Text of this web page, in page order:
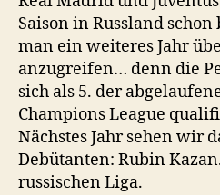
Saison in Russland
man ein weiteres Jahr
anzugreifen… denn die
sich als 5. der
Champions League
Nächstes Jahr sehen wir
Debütanten: Rubin
russischen Liga.